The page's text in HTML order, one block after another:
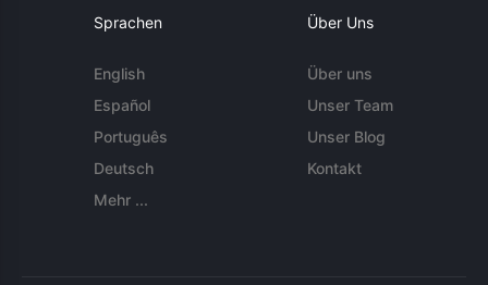
Sprachen
English
Español
Português
Deutsch
Mehr ...
Über Uns
Über uns
Unser Team
Unser Blog
Kontakt